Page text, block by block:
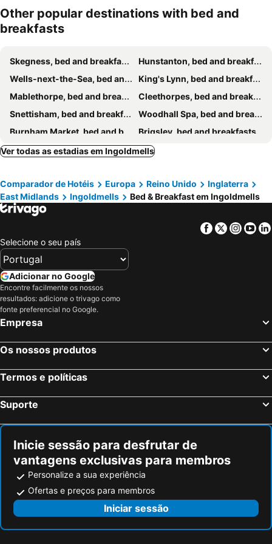
Other popular destinations with bed and
breakfasts
Skegness, bed and breakfasts
Hunstanton, bed and breakfasts
Wells-next-the-Sea, bed and breakfasts
King's Lynn, bed and breakfasts
Mablethorpe, bed and breakfasts
Cleethorpes, bed and breakfasts
Snettisham, bed and breakfasts
Woodhall Spa, bed and breakfasts
Burnham Market, bed and breakfasts
Brigsley, bed and breakfasts
Boston, bed and breakfasts
Market Rasen, bed and breakfasts
Alford, bed and breakfasts
Louth, bed and breakfasts
Dersingham, bed and breakfasts
Dunston, bed and breakfasts
Sutton Bridge, bed and breakfasts
Barsham, bed and breakfasts
South Creake, bed and breakfasts
Holbeach, bed and breakfasts
Walsingham, bed and breakfasts
Somersby, bed and breakfasts
Ver todas as estadias em Ingoldmells
Comparador de Hotéis Europa Reino Unido
Inglaterra
East Midlands
Ingoldmells Bed & Breakfast em Ingoldmells
Facebook
Twitter
Selecione o seu país
Adicionar no Google
Encontre facilmente os nossos
resultados: adicione o trivago como
fonte preferencial no Google.
Empresa
Os nossos produtos
Termos e políticas
Suporte
Inicie sessão para desfrutar de
vantagens exclusivas para membros
Personalize a sua experiência
Ofertas e preços para membros
Iniciar sessão